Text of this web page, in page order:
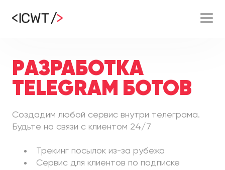
Разработка
Telegram Ботов
Создадим любой сервис внутри телеграма.
Будьте на связи с клиентом 24/7
Трекинг посылок из-за рубежа
Сервис для клиентов по подписке